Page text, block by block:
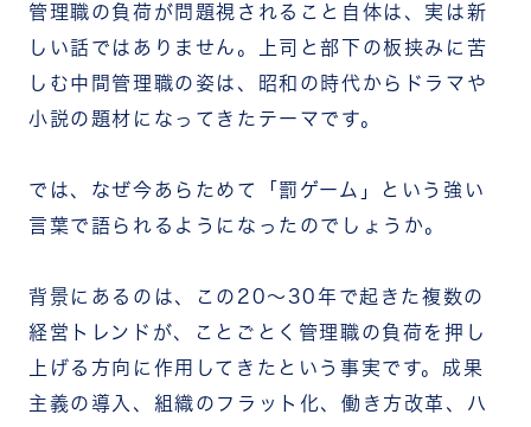
管理職の負荷が問題視されること自体は、実は新
しい話ではありません。上司と部下の板挟みに苦
しむ中間管理職の姿は、昭和の時代からドラマや
小説の題材になってきたテーマです。
では、なぜ今あらためて「罰ゲーム」という強い
言葉で語られるようになったのでしょうか。
背景にあるのは、この20〜30年で起きた複数の
経営トレンドが、ことごとく管理職の負荷を押し
上げる方向に作用してきたという事実です。成果
主義の導入、組織のフラット化、働き方改革、ハ